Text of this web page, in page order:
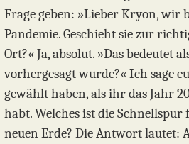
Frage geben: »Lieber Kryon, wir
Pandemie. Geschieht sie zur
Ort?« Ja, absolut. »Das bedeutet
vorhergesagt wurde?« Ich sage
gewählt haben, als ihr das Jahr
habt. Welches ist die
neuen Erde? Die Antwort lautet: